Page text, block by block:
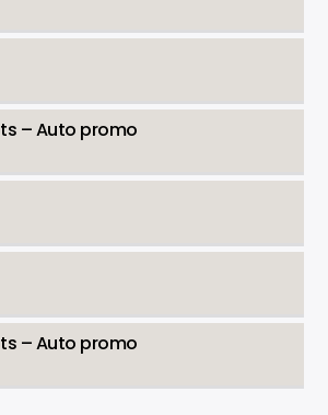
– Auto promo
– Auto promo